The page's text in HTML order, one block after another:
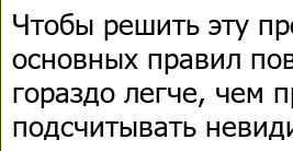
Чтобы решить эту
основных правил
гораздо легче, чем
подсчитывать